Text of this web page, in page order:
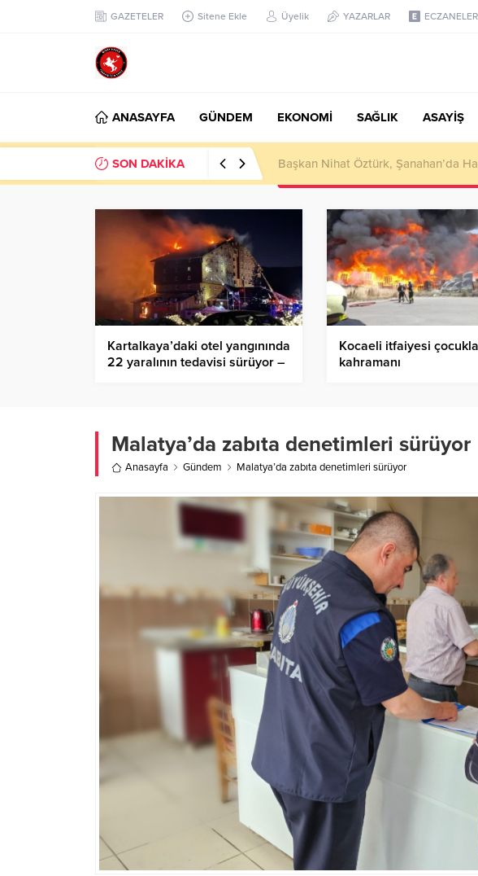
GAZETELER Sitene Ekle Üyelik YAZARLAR ECZANELER
ANASAYFA GÜNDEM EKONOMİ SAĞLIK ASAYİŞ
SON DAKİKA Başkan Nihat Öztürk, Şanahan’da
Kartalkaya’daki otel yangınında
22 yaralının tedavisi sürüyor –
Kocaeli itfaiyesi
kahramanı
Malatya’da zabıta denetimleri sürüyor
Anasayfa Gündem Malatya’da zabıta denetimleri sürüyor